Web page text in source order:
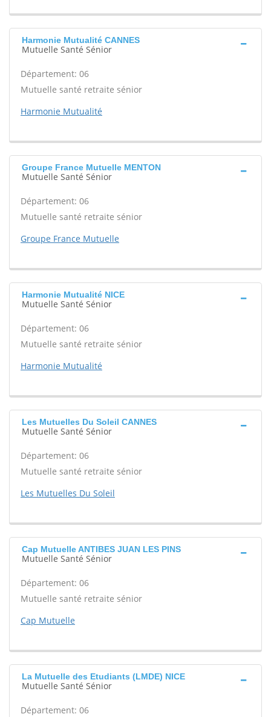
Harmonie Mutualité CANNES
Mutuelle Santé Sénior
Département: 06
Mutuelle santé retraite sénior
Harmonie Mutualité
Groupe France Mutuelle MENTON
Mutuelle Santé Sénior
Département: 06
Mutuelle santé retraite sénior
Groupe France Mutuelle
Harmonie Mutualité NICE
Mutuelle Santé Sénior
Département: 06
Mutuelle santé retraite sénior
Harmonie Mutualité
Les Mutuelles Du Soleil CANNES
Mutuelle Santé Sénior
Département: 06
Mutuelle santé retraite sénior
Les Mutuelles Du Soleil
Cap Mutuelle ANTIBES JUAN LES PINS
Mutuelle Santé Sénior
Département: 06
Mutuelle santé retraite sénior
Cap Mutuelle
La Mutuelle des Etudiants (LMDE) NICE
Mutuelle Santé Sénior
Département: 06